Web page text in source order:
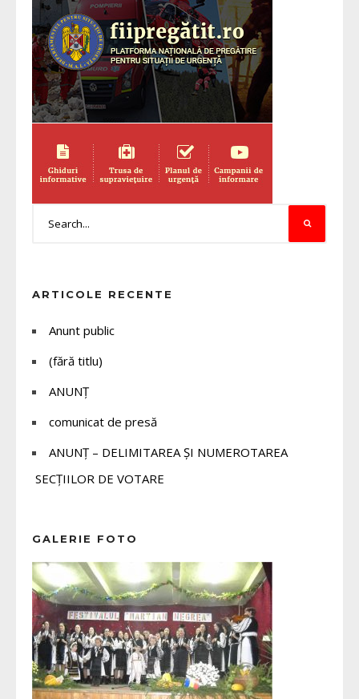
ARTICOLE RECENTE
Anunt public
(fără titlu)
ANUNȚ
comunicat de presă
ANUNȚ – DELIMITAREA ȘI NUMEROTAREA
SECȚIILOR DE VOTARE
GALERIE FOTO